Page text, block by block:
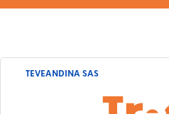
TEVEANDINA SAS